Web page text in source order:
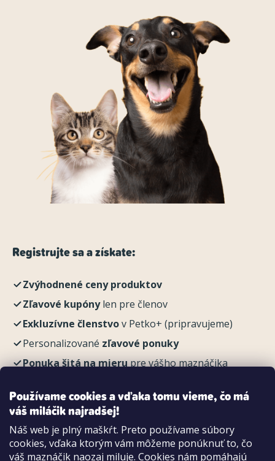
Používame cookies a vďaka tomu vieme, čo má
váš miláčik najradšej!
Náš web je plný maškŕt. Preto používame súbory
cookies, vďaka ktorým vám môžeme ponúknuť to, čo
váš maznáčik naozaj miluje. Cookies nám pomáhajú
Registrujte sa a získate:
Zvýhodnené ceny produktov
Zľavové kupónylen pre členov
Exkluzívne členstvov Petko+ (pripravujeme)
Personalizované zľavové ponuky
Ponuka šitá na mierupre vášho maznáčika
Možnosti platby: